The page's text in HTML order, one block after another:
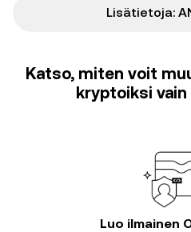
Lisätietoja:
Katso, miten voit
kryptoiksi vain
Luo ilmainen